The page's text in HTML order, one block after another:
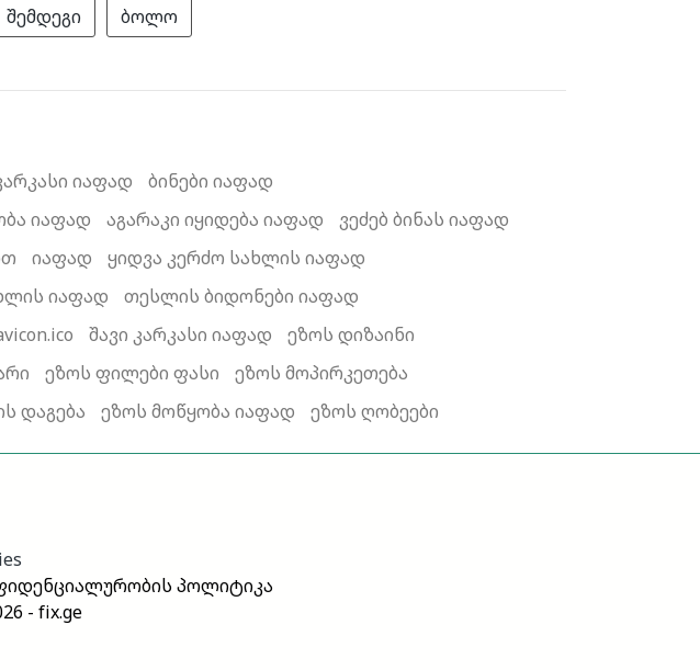
შემდეგი ბოლო
იაფად
ბინები იაფად
იაფად აგარაკი იყიდება იაფად
ვეძებ ბინას იაფად
იაფად
ყიდვა კერძო სახლის იაფად
იაფად
თესლის ბიდონები იაფად
შავი კარკასი იაფად
ეზოს დიზაინი
ეზოს ფილები ფასი
ეზოს მოპირკეთება
დაგება ეზოს მოწყობა იაფად ეზოს ღობეები
პოლიტიკა
- fix.ge